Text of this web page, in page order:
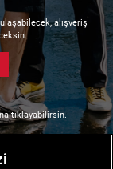
alışveriş
tıklayabilirsin.